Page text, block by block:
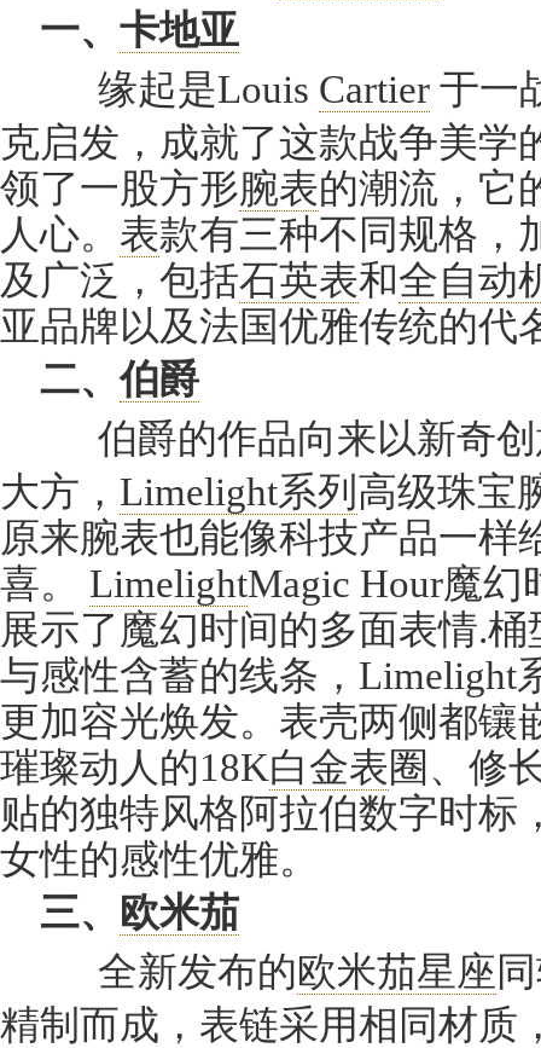
一、 卡地亚
缘起是Louis Cartier于一
克启发，成就了这款战争美学
领了一股方形腕表的潮流，它
人心。 表款有三种不同规格，
及广泛，包括石英表和全自动
亚品牌以及法国优雅传统的代
二、伯爵
伯爵的作品向来以新奇
大方， Limelight系列 高级珠宝
原来腕表也能像科技产品一样
喜。 LimelightMagic Hour魔幻
展示了魔幻时间的多面表情.
与感性含蓄的线条，Limelight
更加容光焕发。表壳两侧都镶
璀璨动人的18K白金表圈、修
贴的独特风格阿拉伯数字时标
女性的感性优雅。
三、
欧米茄
全新发布的欧米茄星座
精制而成，表链采用相同材质